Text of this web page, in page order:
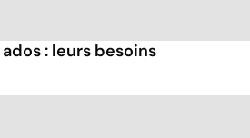
: leurs besoins